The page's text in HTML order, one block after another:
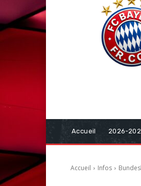
Accueil 2026-
Accueil Infos